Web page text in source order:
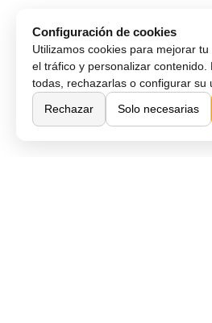
Configuración de cookies
Utilizamos cookies para mejorar
el tráfico y personalizar contenido.
todas, rechazarlas o configurar su
Rechazar
Solo necesarias